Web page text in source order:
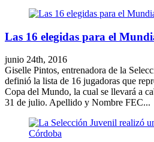
Las 16 elegidas para el
junio 24th, 2016
Giselle Pintos, entrenadora de la
definió la lista de 16 jugadoras que
Copa del Mundo, la cual se llevará a
31 de julio. Apellido y Nombre FEC...